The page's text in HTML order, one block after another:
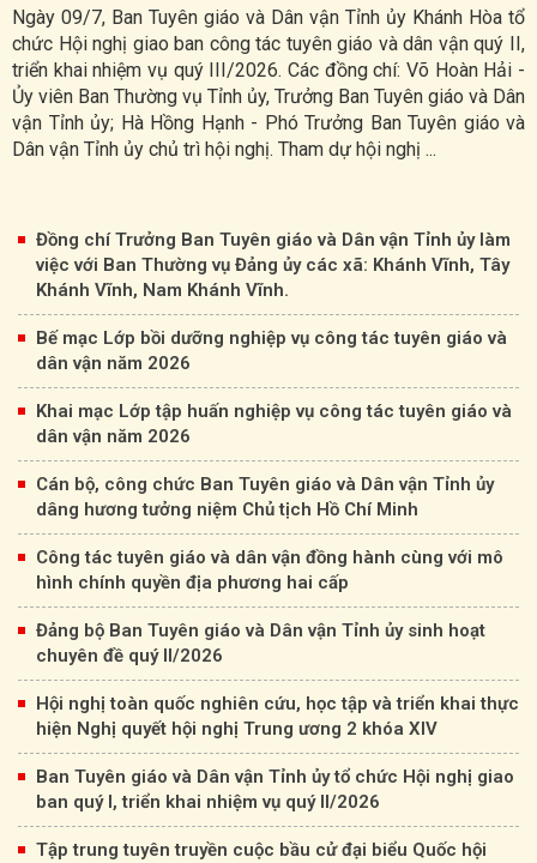
Ngày 09/7, Ban Tuyên giáo và Dân vận Tỉnh ủy Khánh Hòa tổ
chức Hội nghị giao ban công tác tuyên giáo và dân vận quý II,
triển khai nhiệm vụ quý III/2026. Các đồng chí: Võ Hoàn Hải -
Ủy viên Ban Thường vụ Tỉnh ủy, Trưởng Ban Tuyên giáo và Dân
vận Tỉnh ủy; Hà Hồng Hạnh - Phó Trưởng Ban Tuyên giáo và
Dân vận Tỉnh ủy chủ trì hội nghị. Tham dự hội nghị ...
Đồng chí Trưởng Ban Tuyên giáo và Dân vận Tỉnh ủy làm
việc với Ban Thường vụ Đảng ủy các xã: Khánh Vĩnh, Tây
Khánh Vĩnh, Nam Khánh Vĩnh.
Bế mạc Lớp bồi dưỡng nghiệp vụ công tác tuyên giáo và
dân vận năm 2026
Khai mạc Lớp tập huấn nghiệp vụ công tác tuyên giáo và
dân vận năm 2026
Cán bộ, công chức Ban Tuyên giáo và Dân vận Tỉnh ủy
dâng hương tưởng niệm Chủ tịch Hồ Chí Minh
Công tác tuyên giáo và dân vận đồng hành cùng với mô
hình chính quyền địa phương hai cấp
Đảng bộ Ban Tuyên giáo và Dân vận Tỉnh ủy sinh hoạt
chuyên đề quý II/2026
Hội nghị toàn quốc nghiên cứu, học tập và triển khai thực
hiện Nghị quyết hội nghị Trung ương 2 khóa XIV
Ban Tuyên giáo và Dân vận Tỉnh ủy tổ chức Hội nghị giao
ban quý I, triển khai nhiệm vụ quý II/2026
Tập trung tuyên truyền cuộc bầu cử đại biểu Quốc hội